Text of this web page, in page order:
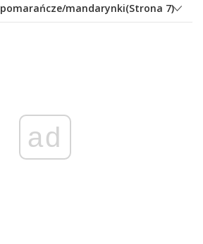
pomarańcze/mandarynki(Strona 7)
ad